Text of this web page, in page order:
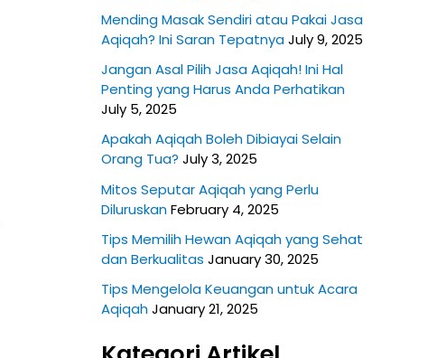
Mending Masak Sendiri atau Pakai Jasa
Aqiqah? Ini Saran TepatnyaJuly 9, 2025
Jangan Asal Pilih Jasa Aqiqah! Ini Hal
Penting yang Harus Anda Perhatikan
July 5, 2025
Apakah Aqiqah Boleh Dibiayai Selain
Orang Tua? July 3, 2025
Mitos Seputar Aqiqah yang Perlu
DiluruskanFebruary 4, 2025
Tips Memilih Hewan Aqiqah yang Sehat
dan Berkualitas January 30, 2025
Tips Mengelola Keuangan untuk Acara
AqiqahJanuary 21, 2025